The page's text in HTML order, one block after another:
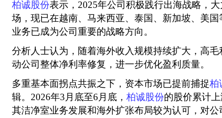
柏诚股份表示，2025年公司积极践行出海战略，
场，现已在越南、马来西亚、泰国、新加坡、美
业务已成为公司重要的战略方向。
分析人士认为，随着海外收入规模持续扩大，高
动公司整体净利率修复，进一步优化盈利质量。
多重基本面拐点共振之下，资本市场已提前捕捉柏
辑。2026年3月底至6月底， 柏诚股份的股价累计
其洁净室业务发展和海外扩张布局较为认可，对